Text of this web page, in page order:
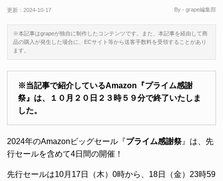
更新： 2024-10-17 By - grape編集部
※本記事はgrapeが独自に制作したコンテンツです。また、本記事を経由して商
品の購入が発生した場合に、ECサイト等から送客手数料を受領することがあり
ます。
※当記事で紹介しているAmazon『プライム感謝
祭』は、１０月２０日２３時５９分で終了いたしま
した。
2024年のAmazonビッグセール『プライム感謝祭』は、先
行セールを含めて4日間の開催！
先行セールは10月17日（木）0時から、18日（金）23時59